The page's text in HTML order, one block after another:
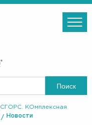
Поиск
СГОРС. КОмплексная
Новости